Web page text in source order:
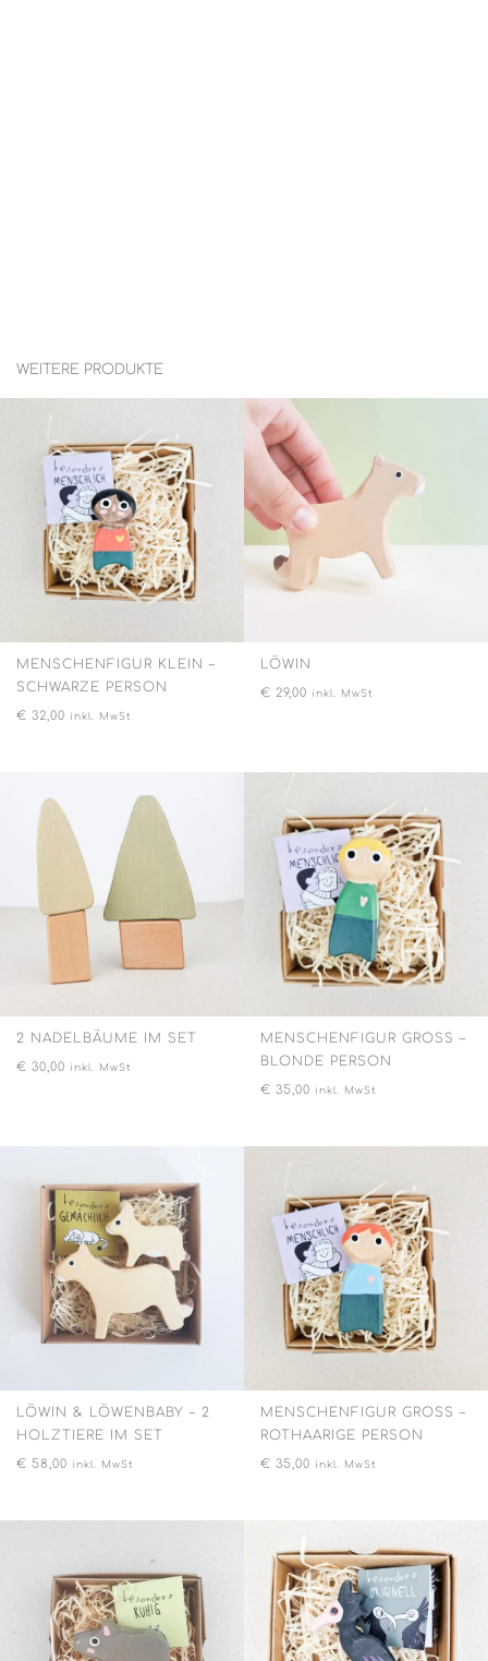
WEITERE PRODUKTE
MENSCHENFIGUR KLEIN –
SCHWARZE PERSON
€ 32,00 inkl. MwSt
LÖWIN
€ 29,00 inkl. MwSt
2 NADELBÄUME IM SET
€ 30,00 inkl. MwSt
MENSCHENFIGUR GROSS – B
LONDE PERSON
€ 35,00 inkl. MwSt
LÖWIN & LÖWENBABY – 2
HOLZTIERE IM SET
€ 58,00 inkl. MwSt
MENSCHENFIGUR GROSS – R
OTHAARIGE PERSON
€ 35,00 inkl. MwSt